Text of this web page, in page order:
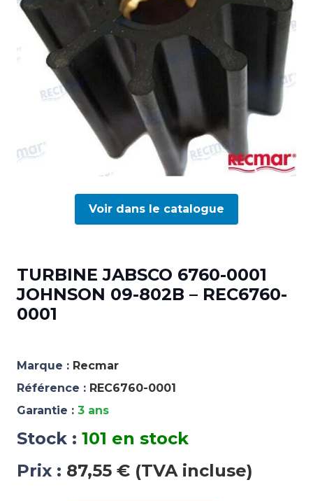
Voir dans le catalogue
TURBINE JABSCO 6760-0001
JOHNSON 09-802B – REC6760-
0001
Marque : Recmar
Référence : REC6760-0001
Garantie : 3 ans
Stock : 101 en stock
Prix : 87,55 € (TVA incluse)